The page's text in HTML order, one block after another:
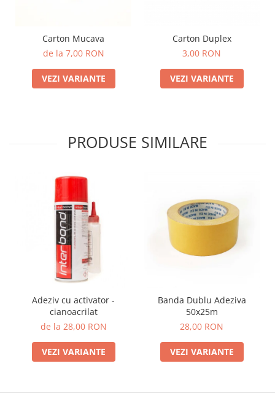
Carton Mucava
de la 7,00 RON
VEZI VARIANTE
Carton Duplex
3,00 RON
VEZI VARIANTE
PRODUSE SIMILARE
Adeziv cu activator -
cianoacrilat
de la 28,00 RON
VEZI VARIANTE
Banda Dublu Adeziva
50x25m
28,00 RON
VEZI VARIANTE